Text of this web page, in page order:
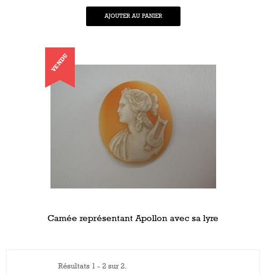
AJOUTER AU PANIER
VENDU
Camée représentant Apollon avec sa lyre
Résultats 1 - 2 sur 2.